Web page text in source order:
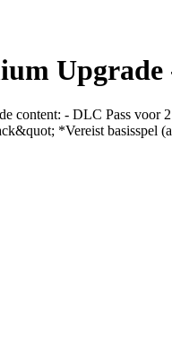
content: - DLC Pass
*Vereist basisspel